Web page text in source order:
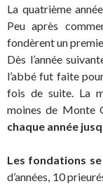
La quatrième
Peu après
fondèrent un
Dès l’année
l’abbé fut faite
fois de suite. La
moines de Monte
chaque année
Les fondations
d’années, 10